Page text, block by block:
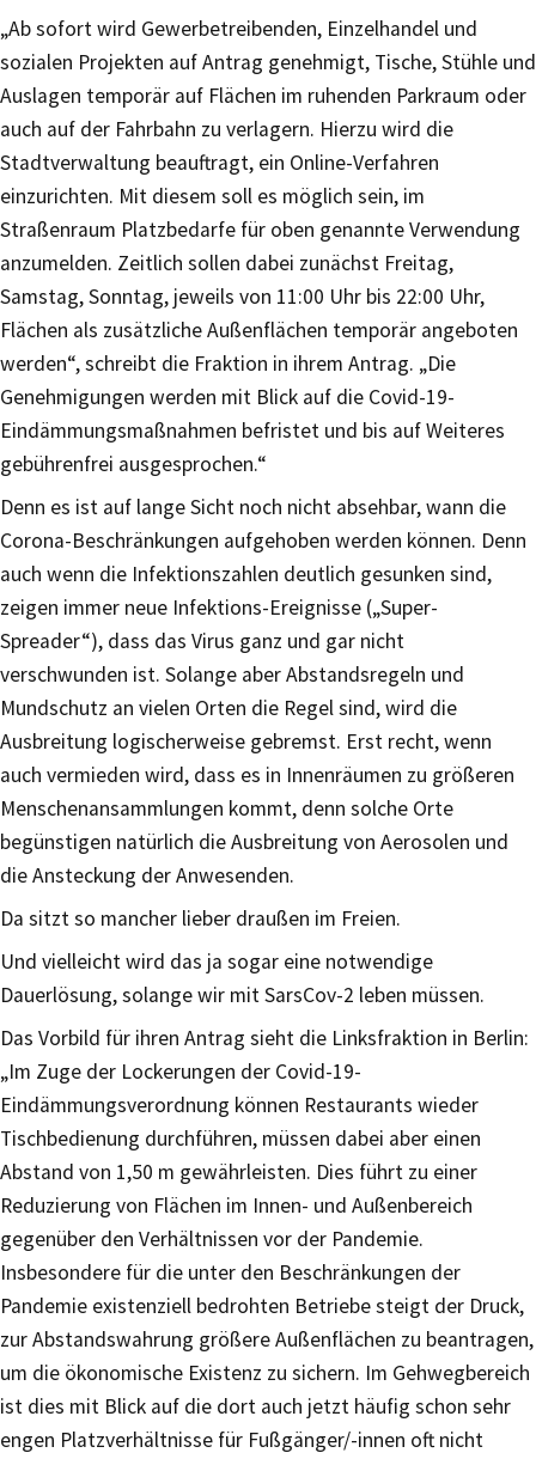
„Ab sofort wird Gewerbetreibenden, Einzelhandel und
sozialen Projekten auf Antrag genehmigt, Tische, Stühle und
Auslagen temporär auf Flächen im ruhenden Parkraum oder
auch auf der Fahrbahn zu verlagern. Hierzu wird die
Stadtverwaltung beauftragt, ein Online-Verfahren
einzurichten. Mit diesem soll es möglich sein, im
Straßenraum Platzbedarfe für oben genannte Verwendung
anzumelden. Zeitlich sollen dabei zunächst Freitag,
Samstag, Sonntag, jeweils von 11:00 Uhr bis 22:00 Uhr,
Flächen als zusätzliche Außenflächen temporär angeboten
werden“, schreibt die Fraktion in ihrem Antrag. „Die
Genehmigungen werden mit Blick auf die Covid-19-
Eindämmungsmaßnahmen befristet und bis auf Weiteres
gebührenfrei ausgesprochen.“
Denn es ist auf lange Sicht noch nicht absehbar, wann die
Corona-Beschränkungen aufgehoben werden können. Denn
auch wenn die Infektionszahlen deutlich gesunken sind,
zeigen immer neue Infektions-Ereignisse („Super-
Spreader“), dass das Virus ganz und gar nicht
verschwunden ist. Solange aber Abstandsregeln und
Mundschutz an vielen Orten die Regel sind, wird die
Ausbreitung logischerweise gebremst. Erst recht, wenn
auch vermieden wird, dass es in Innenräumen zu größeren
Menschenansammlungen kommt, denn solche Orte
begünstigen natürlich die Ausbreitung von Aerosolen und
die Ansteckung der Anwesenden.
Da sitzt so mancher lieber draußen im Freien.
Und vielleicht wird das ja sogar eine notwendige
Dauerlösung, solange wir mit SarsCov-2 leben müssen.
Das Vorbild für ihren Antrag sieht die Linksfraktion in Berlin:
„Im Zuge der Lockerungen der Covid-19-
Eindämmungsverordnung können Restaurants wieder
Tischbedienung durchführen, müssen dabei aber einen
Abstand von 1,50 m gewährleisten. Dies führt zu einer
Reduzierung von Flächen im Innen- und Außenbereich
gegenüber den Verhältnissen vor der Pandemie.
Insbesondere für die unter den Beschränkungen der
Pandemie existenziell bedrohten Betriebe steigt der Druck,
zur Abstandswahrung größere Außenflächen zu beantragen,
um die ökonomische Existenz zu sichern. Im Gehwegbereich
ist dies mit Blick auf die dort auch jetzt häufig schon sehr
engen Platzverhältnisse für Fußgänger/-innen oft nicht